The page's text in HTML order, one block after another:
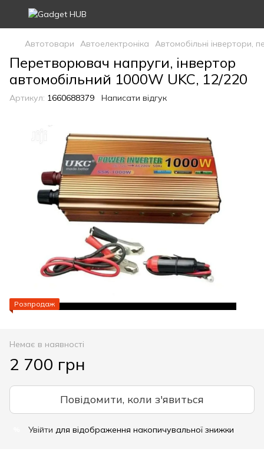
Автотовари Автоелектроніка Автомобільні інвертори,
Перетворювач напруги, інвертор
автомобільний 1000W UKC, 12/220
Артикул: 1660688379 Написати відгук
Розпродаж
Немає в наявності
2 700 грн
Повідомити, коли з'явиться
Увійти для відображення накопичувальної знижки